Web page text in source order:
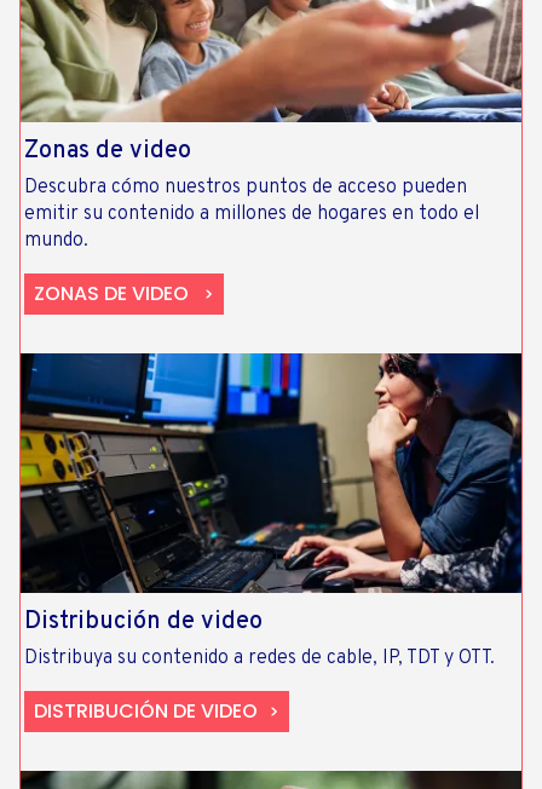
Zonas de video
Descubra cómo nuestros puntos de acceso pueden
emitir su contenido a millones de hogares en todo el
mundo.
ZONAS DE VIDEO
Distribución de video
Distribuya su contenido a redes de cable, IP, TDT y OTT.
DISTRIBUCIÓN DE VIDEO